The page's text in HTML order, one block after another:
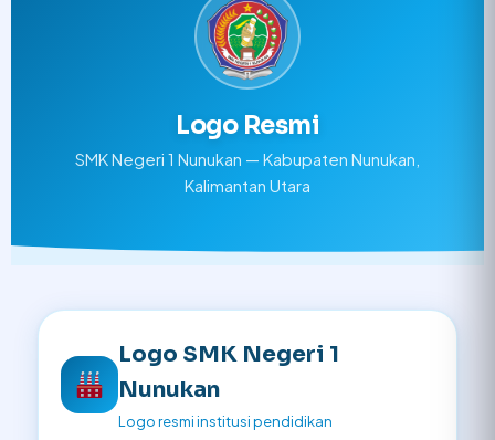
Logo Resmi
SMK Negeri 1 Nunukan — Kabupaten Nunukan,
Kalimantan Utara
Logo SMK Negeri 1
Nunukan
Logo resmi institusi pendidikan